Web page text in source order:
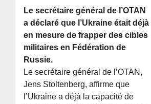
Le secrétaire général de l’OTAN
a déclaré que l’Ukraine était déjà
en mesure de frapper des cibles
militaires en Fédération de
Russie.
Le secrétaire général de l’OTAN,
Jens Stoltenberg, affirme que
l’Ukraine a déjà la capacité de